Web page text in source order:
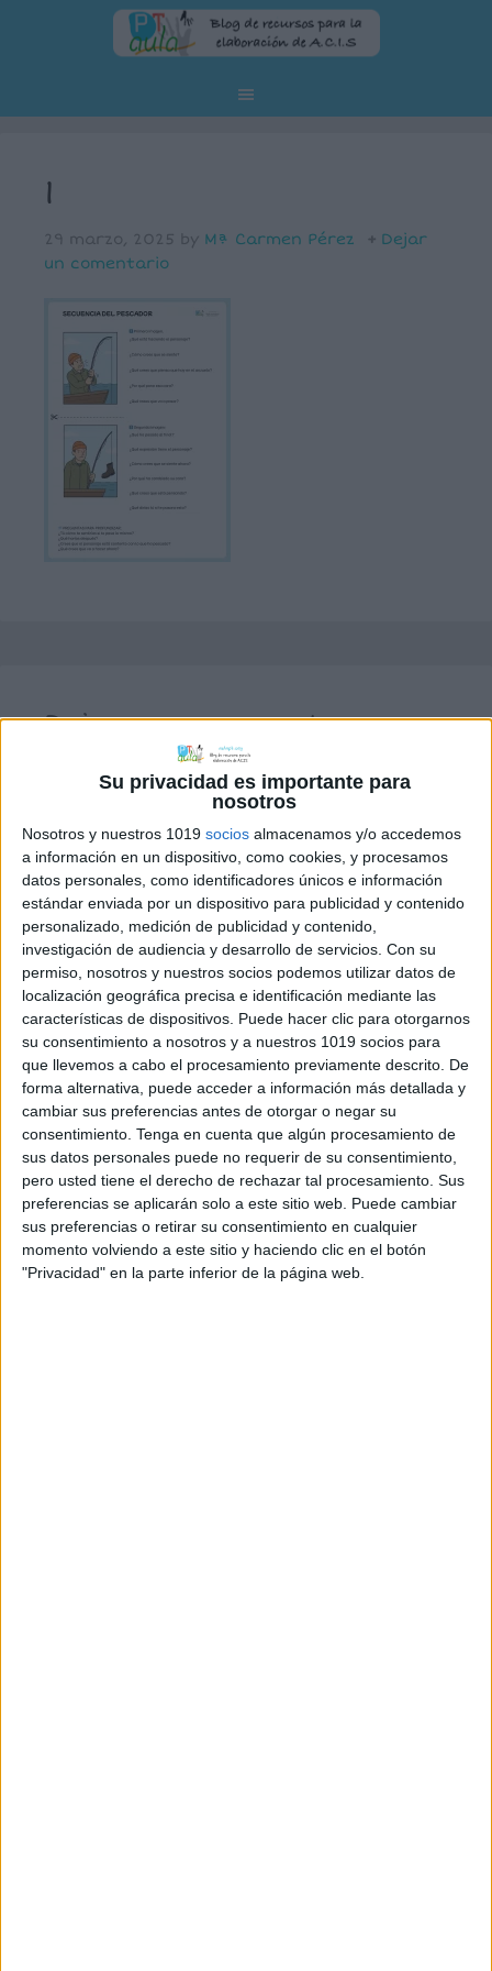
Su privacidad es importante para
nosotros
Nosotros y nuestros 1019 socios almacenamos y/o accedemos
a información en un dispositivo, como cookies, y procesamos
datos personales, como identificadores únicos e información
estándar enviada por un dispositivo para publicidad y contenido
personalizado, medición de publicidad y contenido,
investigación de audiencia y desarrollo de servicios. Con su
permiso, nosotros y nuestros socios podemos utilizar datos de
localización geográfica precisa e identificación mediante las
características de dispositivos. Puede hacer clic para otorgarnos
su consentimiento a nosotros y a nuestros 1019 socios para
que llevemos a cabo el procesamiento previamente descrito. De
forma alternativa, puede acceder a información más detallada y
cambiar sus preferencias antes de otorgar o negar su
consentimiento. Tenga en cuenta que algún procesamiento de
sus datos personales puede no requerir de su consentimiento,
pero usted tiene el derecho de rechazar tal procesamiento. Sus
preferencias se aplicarán solo a este sitio web. Puede cambiar
sus preferencias o retirar su consentimiento en cualquier
momento volviendo a este sitio y haciendo clic en el botón
"Privacidad" en la parte inferior de la página web.
1
29 marzo, 2025 by Mª Carmen Pérez
Dejar
un comentario
Deja una respuesta
Tu dirección de correo electrónico no
Los campos obligatorios
están marcados con*
Comentario*
Nombre*
Correo electrónico*